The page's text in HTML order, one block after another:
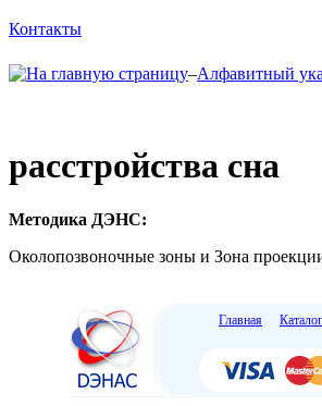
Контакты
–Алфавитный
расстройства сна
Методика ДЭНС:
Околопозвоночные зоны и Зона
Главная Каталог